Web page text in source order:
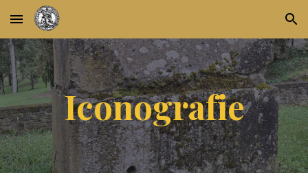
Skip to main content Skip to navigation
Iconografie